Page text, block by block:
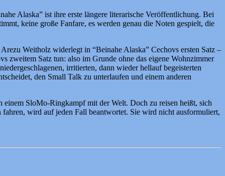
Alaska” ist ihre erste längere literarische Veröffentlichung. Bei
keine große Fanfare, es werden genau die Noten gespielt, die
Weitholz widerlegt in “Beinahe Alaska” Cechovs ersten Satz –
zweitem Satz tun: also im Grunde ohne das eigene Wohnzimmer
irritierten, dann wieder hellauf begeisterten
den Small Talk zu unterlaufen und einem anderen
SloMo-Ringkampf mit der Welt. Doch zu reisen heißt, sich
wird auf jeden Fall beantwortet. Sie wird nicht ausformuliert,